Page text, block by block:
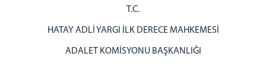
HATAY ÇOCUK ve GENÇLİK KAPALI CEZA İNFAZ
2026 YILI TERCÜMAN LİSTESİ
T.C.
HATAY ADLİ YARGI İLK DERECE MAHKEMESİ
ADALET KOMİSYONU BAŞKANLIĞI